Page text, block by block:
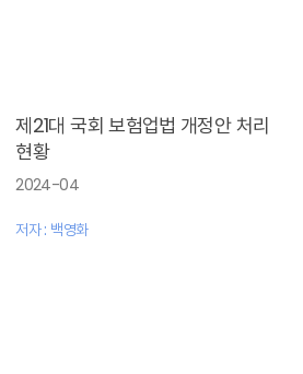
제21대 국회 보험업법 개정안 처리
현황
2024-04
저자 : 백영화